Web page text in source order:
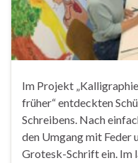
Im Projekt
früher“ entdeckten
Schreibens. Nach
den Umgang mit Feder
Grotesk-Schrift ein. Im